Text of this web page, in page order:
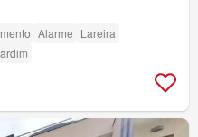
Alarme Lareira